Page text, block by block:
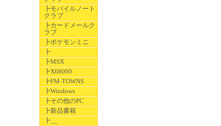
┣モバイルノート
クラブ
┣カードメールク
ラブ
┣ポケモンミニ
┣
┣MSX
┣X68000
┣FM-TOWNS
┣Windows
┣その他のPC
┣新品書籍
┣__